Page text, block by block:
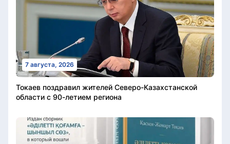
7 августа, 2026
Токаев поздравил жителей Северо-Казахстанской
области с 90-летием региона